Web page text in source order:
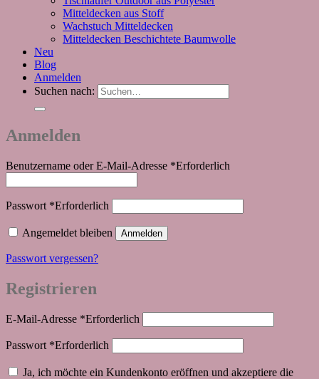
Mitteldecken aus Stoff
Wachstuch Mitteldecken
Mitteldecken Beschichtete Baumwolle
Neu
Blog
Anmelden
Suchen nach:
Anmelden
Benutzername oder E-Mail-Adresse *Erforderlich
Passwort *Erforderlich
Angemeldet bleiben Anmelden
Passwort vergessen?
Registrieren
E-Mail-Adresse *Erforderlich
Passwort *Erforderlich
Ja, ich möchte ein Kundenkonto eröffnen und akzeptiere die